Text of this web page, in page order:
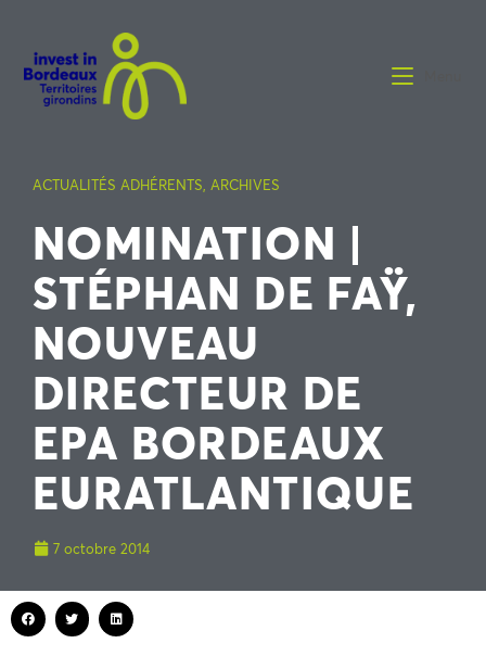
ACTUALITÉS ADHÉRENTS, ARCHIVES
NOMINATION |
STÉPHAN DE FAŸ,
NOUVEAU
DIRECTEUR DE
EPA BORDEAUX
EURATLANTIQUE
7 octobre 2014